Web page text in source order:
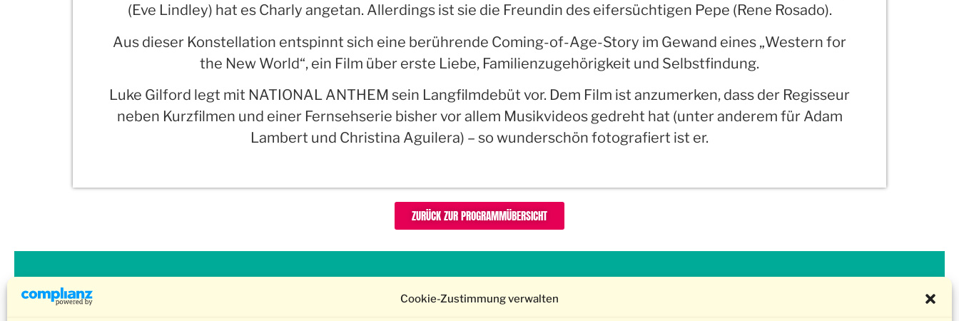
Cookie-Zustimmung verwalten
(Eve Lindley) hat es Charly angetan. Allerdings ist sie die Freundin des eifersüchtigen Pepe (Rene Rosado).
Aus dieser Konstellation entspinnt sich eine berührende Coming-of-Age-Story im Gewand eines „Western for
the New World“, ein Film über erste Liebe, Familienzugehörigkeit und Selbstfindung.
Luke Gilford legt mit NATIONAL ANTHEM sein Langfilmdebüt vor. Dem Film ist anzumerken, dass der Regisseur
neben Kurzfilmen und einer Fernsehserie bisher vor allem Musikvideos gedreht hat (unter anderem für Adam
Lambert und Christina Aguilera) – so wunderschön fotografiert ist er.
ZURÜCK ZUR PROGRAMMÜBERSICHT
Kontakt
© 2026 Schwule Filmwoche Freiburg e.V.